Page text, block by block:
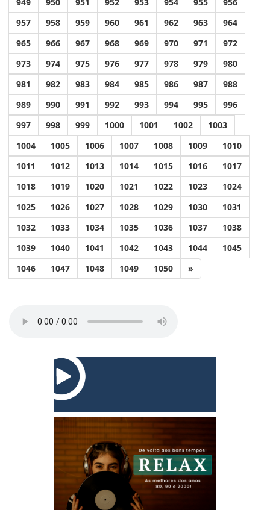
949 950 951 952 953 954 955
956
957
958 959 960 961 962 963
964
965
966 967 968 969 970 971
972
973
974 975 976 977 978 979
980
981
982 983 984 985 986 987
988
989
990 991 992 993 994 995
996
997
998 999 1000 1001 1002
1003
1004
1005 1006 1007 1008 1009
1010
1011
1012 1013 1014 1015 1016
1017
1018
1019 1020 1021 1022 1023
1024
1025
1026 1027 1028 1029 1030
1031
1032
1033 1034 1035 1036 1037
1038
1039
1040 1041 1042 1043 1044
1045
1046
1047 1048 1049 1050 »